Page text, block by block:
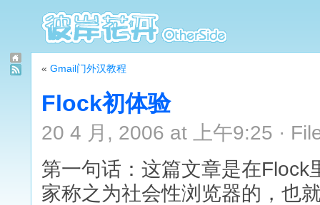
« Gmail门外汉教程
Flock初体验
20 4 月, 2006 at 上午9:25 ·
第一句话：这篇文章是在
家称之为社会性浏览器的，也